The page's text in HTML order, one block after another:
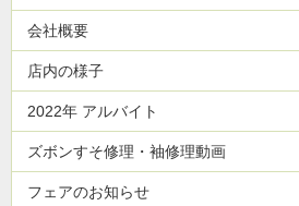
会社概要
店内の様子
2022年 アルバイト
ズボンすそ修理・袖修理動画
フェアのお知らせ